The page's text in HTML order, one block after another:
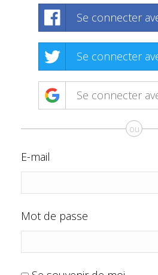
Se connecter
Se connecter
Se connecter
ou
E-mail
Mot de passe